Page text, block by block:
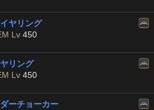
ヤリング
Lv 450
リング
Lv 450
ーチョーカー